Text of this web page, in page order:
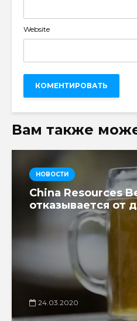
Website
Вам также
НОВОСТИ
China Resources
отказывается от
24.03.2020